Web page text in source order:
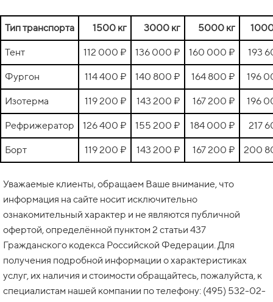
Тип транспорта 1500 кг 3000 кг 5000 кг
Тент 112 000 ₽ 136 000 ₽ 160 000 ₽ 193
Фургон 114 400 ₽ 140 800 ₽ 164 800 ₽ 196
Изотерма 119 200 ₽ 143 200 ₽ 167 200 ₽ 196
Рефрижератор 126 400 ₽ 155 200 ₽ 184 000 ₽ 217
Борт 119 200 ₽ 143 200 ₽ 167 200 ₽ 200
Уважаемые клиенты, обращаем Ваше внимание, что
информация на сайте носит исключительно
ознакомительный характер и не являются публичной
офертой, определённой пунктом 2 статьи 437
Гражданского кодекса Российской Федерации. Для
получения подробной информации о характеристиках
услуг, их наличия и стоимости обращайтесь, пожалуйста, к
специалистам нашей компании по телефону: (495) 532-02-